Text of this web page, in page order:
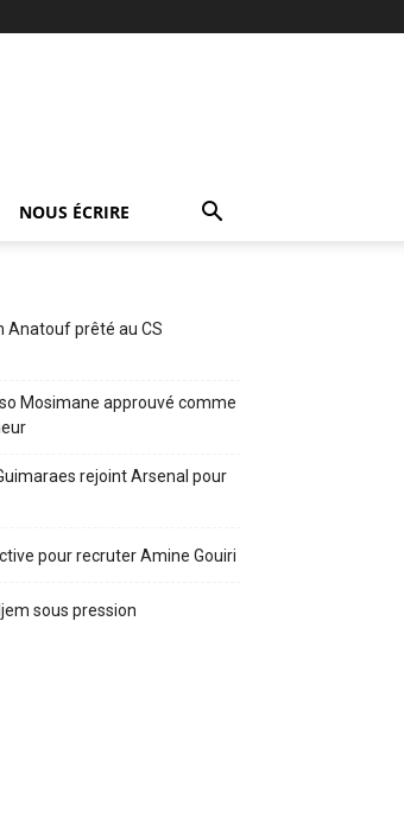
NOUS ÉCRIRE
Anatouf prêté au CS
Mosimane approuvé comme
rejoint Arsenal pour
pour recruter Amine Gouiri
sous pression